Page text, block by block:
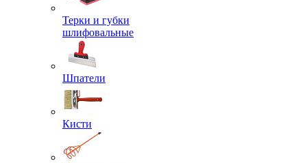
Терки и губки
шлифовальные
Шпатели
Кисти